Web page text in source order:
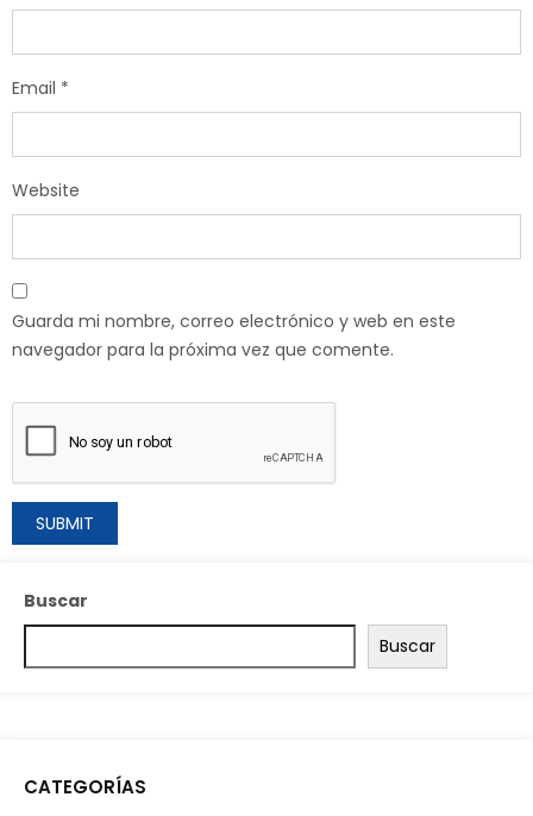
Email *
Website
Guarda mi nombre, correo electrónico y web en este
navegador para la próxima vez que comente.
Buscar
Buscar
CATEGORÍAS